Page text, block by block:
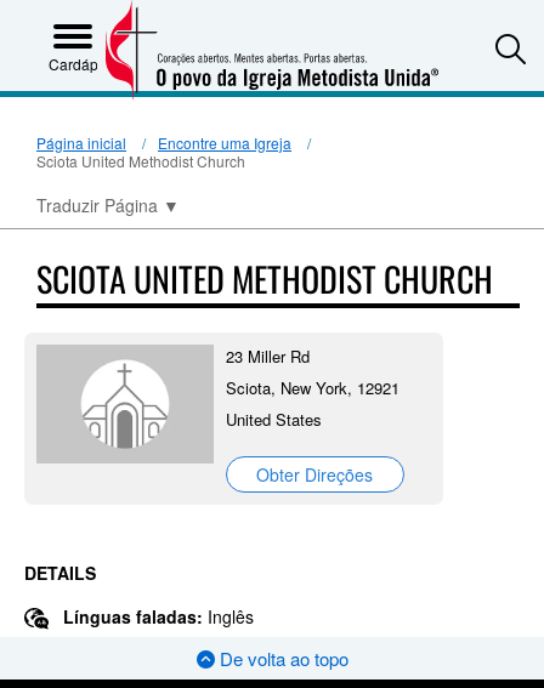
Cardápio
Página inicial
Encontre uma Igreja
Sciota United Methodist Church
Traduzir Página ▼
SCIOTA UNITED METHODIST CHURCH
23 Miller Rd
Sciota, New York, 12921
United States
Obter Direções
DETAILS
Línguas faladas: Inglês
De volta ao topo